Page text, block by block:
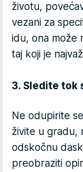
životu,
vezani za
idu, ona može
taj koji je
3. Sledite tok
Ne odupirite
živite u gradu,
odskočnu
preobraziti